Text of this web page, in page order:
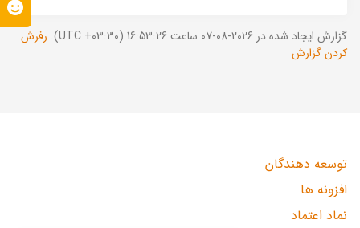
گزارش ایجاد شده در 2026-08-07 ساعت 16:53:26 (UTC +03:30).
رفرش
کردن گزارش
توسعه دهندگان
افزونه ها
نماد اعتماد